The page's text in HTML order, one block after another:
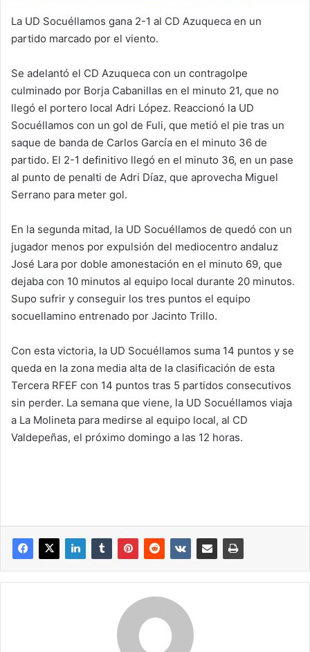
La UD Socuéllamos gana 2-1 al CD Azuqueca en un
partido marcado por el viento.
Se adelantó el CD Azuqueca con un contragolpe
culminado por Borja Cabanillas en el minuto 21, que no
llegó el portero local Adri López. Reaccionó la UD
Socuéllamos con un gol de Fuli, que metió el pie tras un
saque de banda de Carlos García en el minuto 36 de
partido. El 2-1 definitivo llegó en el minuto 36, en un pase
al punto de penalti de Adri Díaz, que aprovecha Miguel
Serrano para meter gol.
En la segunda mitad, la UD Socuéllamos de quedó con un
jugador menos por expulsión del mediocentro andaluz
José Lara por doble amonestación en el minuto 69, que
dejaba con 10 minutos al equipo local durante 20 minutos.
Supo sufrir y conseguir los tres puntos el equipo
socuellamino entrenado por Jacinto Trillo.
Con esta victoria, la UD Socuéllamos suma 14 puntos y se
queda en la zona media alta de la clasificación de esta
Tercera RFEF con 14 puntos tras 5 partidos consecutivos
sin perder. La semana que viene, la UD Socuéllamos viaja
a La Molineta para medirse al equipo local, al CD
Valdepeñas, el próximo domingo a las 12 horas.